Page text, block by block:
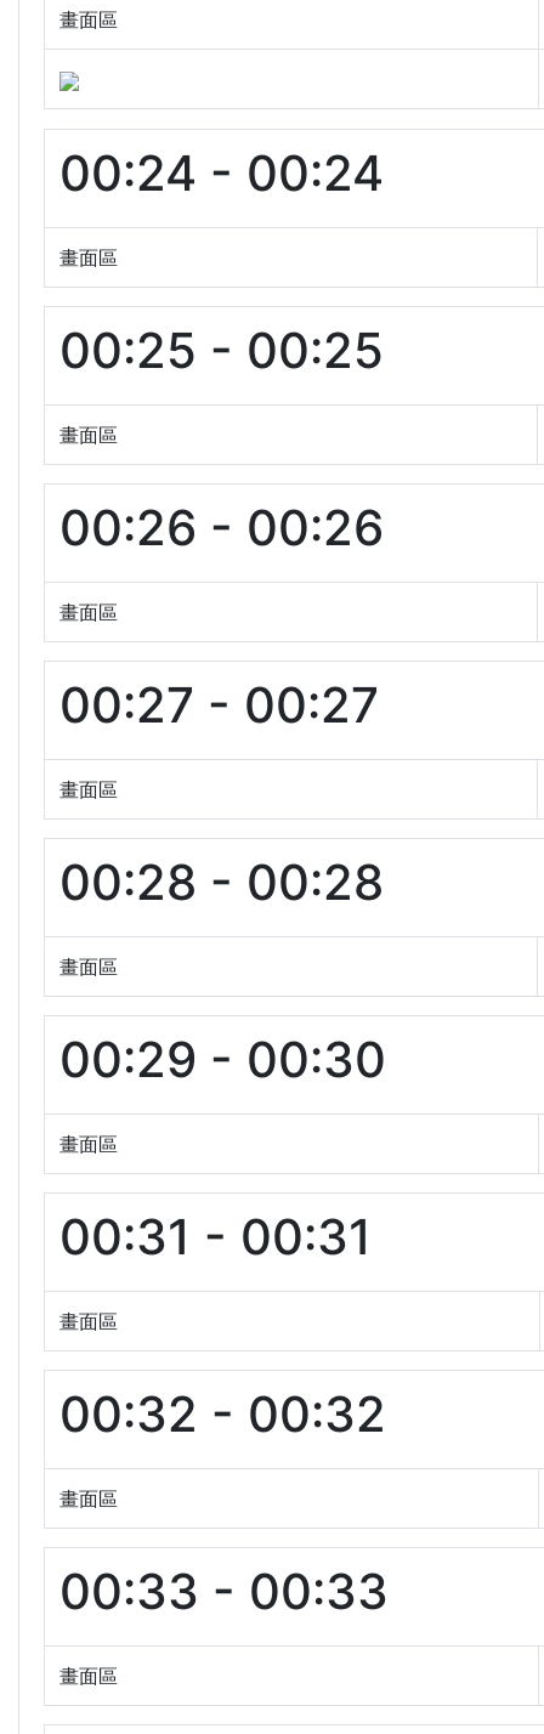
畫面區
00:24 - 00:24
畫面區
00:25 - 00:25
畫面區
00:26 - 00:26
畫面區
00:27 - 00:27
畫面區
00:28 - 00:28
畫面區
00:29 - 00:30
畫面區
00:31 - 00:31
畫面區
00:32 - 00:32
畫面區
00:33 - 00:33
畫面區